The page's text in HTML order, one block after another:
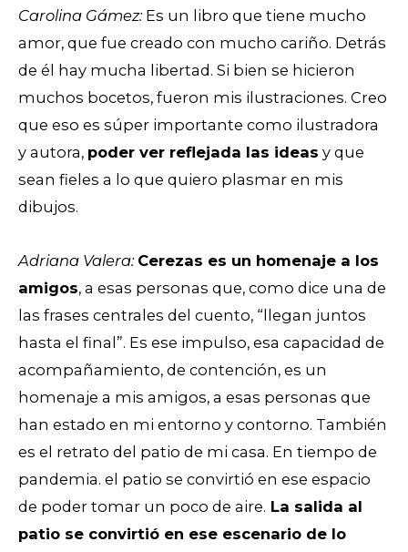
Carolina Gámez:Es un libro que tiene mucho
amor, que fue creado con mucho cariño. Detrás
de él hay mucha libertad. Si bien se hicieron
muchos bocetos, fueron mis ilustraciones. Creo
que eso es súper importante como ilustradora
y autora, poder ver reflejada las ideas y que
sean fieles a lo que quiero plasmar en mis
dibujos.
Adriana Valera: Cerezas es un homenaje a los
amigos, a esas personas que, como dice una de
las frases centrales del cuento, “llegan juntos
hasta el final”. Es ese impulso, esa capacidad de
acompañamiento, de contención, es un
homenaje a mis amigos, a esas personas que
han estado en mi entorno y contorno. También
es el retrato del patio de mi casa. En tiempo de
pandemia. el patio se convirtió en ese espacio
de poder tomar un poco de aire. La salida al
patio se convirtió en ese escenario de lo